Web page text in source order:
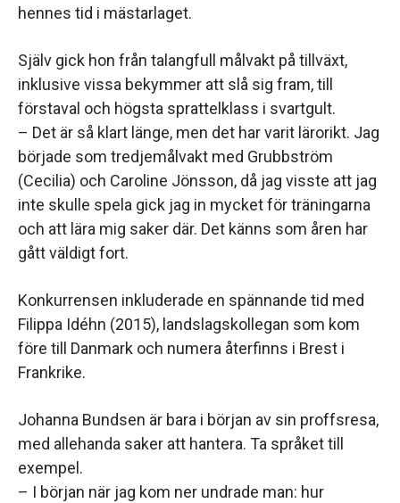
hennes tid i mästarlaget.
Själv gick hon från talangfull målvakt på tillväxt,
inklusive vissa bekymmer att slå sig fram, till
förstaval och högsta sprattelklass i svartgult.
– Det är så klart länge, men det har varit lärorikt. Jag
började som tredjemålvakt med Grubbström
(Cecilia) och Caroline Jönsson, då jag visste att jag
inte skulle spela gick jag in mycket för träningarna
och att lära mig saker där. Det känns som åren har
gått väldigt fort.
Konkurrensen inkluderade en spännande tid med
Filippa Idéhn (2015), landslagskollegan som kom
före till Danmark och numera återfinns i Brest i
Frankrike.
Johanna Bundsen är bara i början av sin proffsresa,
med allehanda saker att hantera. Ta språket till
exempel.
– I början när jag kom ner undrade man: hur